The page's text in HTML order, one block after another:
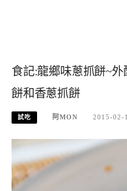
食記:龍鄉味蔥抓餅~
餅和香蔥抓餅
試吃 阿MON 2015-02-